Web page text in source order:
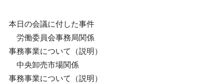
本日の会議に付した事件
労働委員会事務局関係
事務事業について（説明）
中央卸売市場関係
事務事業について（説明）